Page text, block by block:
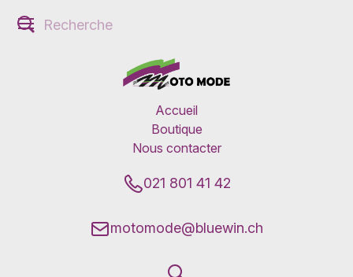
Accueil
Boutique
Nous contacter
021 801 41 42
motomode@bluewin.ch